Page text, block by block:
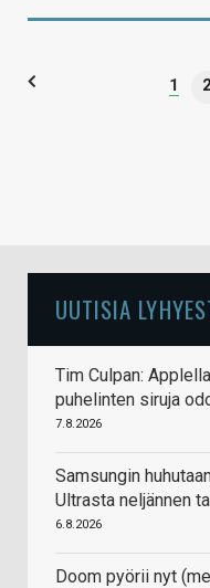
1 2
UUTISIA
Tim Culpan:
puhelinten siruja
7.8.2026
Samsungin
Ultrasta neljännen
6.8.2026
Doom pyörii nyt